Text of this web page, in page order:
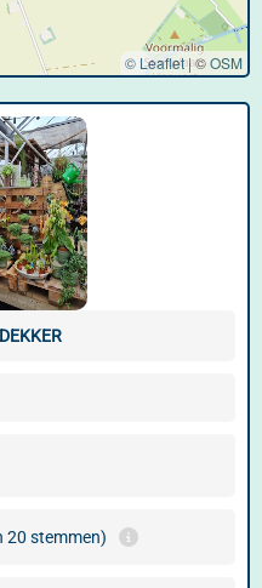
© Leaflet |©OSM
20 stemmen)